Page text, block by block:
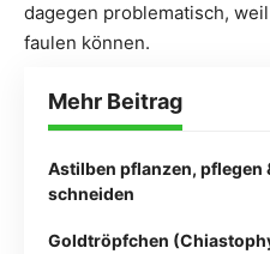
dagegen problematisch,
faulen können.
Mehr Beitrag
Astilben pflanzen, pflegen
schneiden
Goldtröpfchen